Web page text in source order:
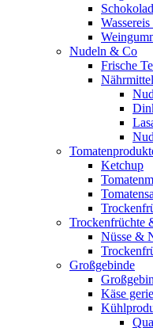
Nudeln & Co
Frische
Nährmittel
Ketchup
Trockenfrüchte
Nüsse &
Großgebinde
Käse